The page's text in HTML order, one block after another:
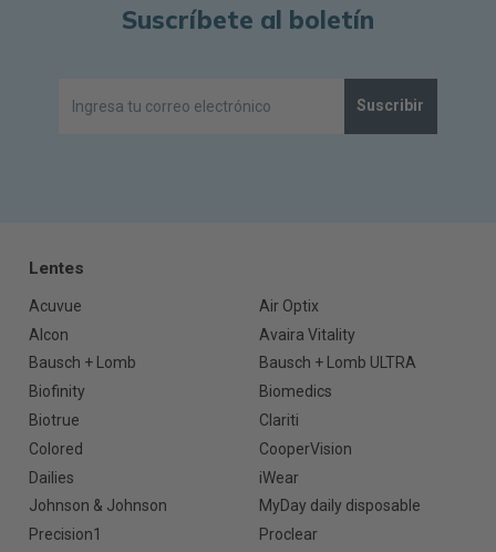
Suscríbete al boletín
Suscribir
Lentes
Acuvue
Air Optix
Alcon
Avaira Vitality
Bausch + Lomb
Bausch + Lomb ULTRA
Biofinity
Biomedics
Biotrue
Clariti
Colored
CooperVision
Dailies
iWear
Johnson & Johnson
MyDay daily disposable
Precision1
Proclear